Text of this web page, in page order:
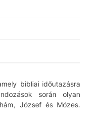
bibliai időutazásra
során olyan
József és Mózes.